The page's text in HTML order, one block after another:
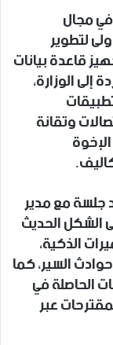
مجال
لتطوير
قاعدة بيانات
الوزارة،
وتقانة
جلسة مع مدير
الشكل الحديث
الذكية،
السير، كما
الحاصلة في
عبر